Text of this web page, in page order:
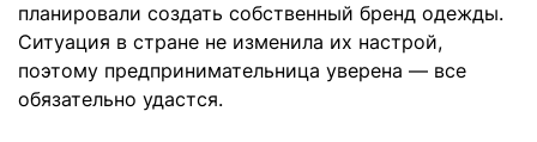
планировали создать собственный бренд одежды.
Ситуация в стране не изменила их настрой,
поэтому предпринимательница уверена — все
обязательно удастся.